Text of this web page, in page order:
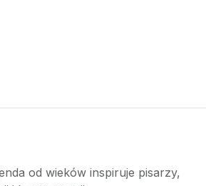
od wieków inspiruje pisarzy,